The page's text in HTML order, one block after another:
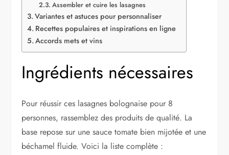
Assembler et cuire les lasagnes
Variantes et astuces pour personnaliser
Recettes populaires et inspirations en ligne
Accords mets et vins
Ingrédients nécessaires
Pour réussir ces lasagnes bolognaise pour 8
personnes, rassemblez des produits de qualité. La
base repose sur une sauce tomate bien mijotée et une
béchamel fluide. Voici la liste complète :